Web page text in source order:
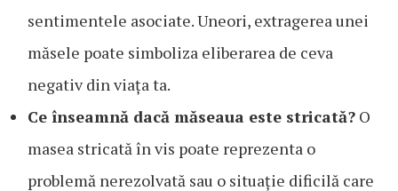
sentimentele asociate. Uneori, extragerea unei
măsele poate simboliza eliberarea de ceva
negativ din viața ta.
Ce înseamnă dacă măseaua este stricată? O
masea stricată în vis poate reprezenta o
problemă nerezolvată sau o situație dificilă care